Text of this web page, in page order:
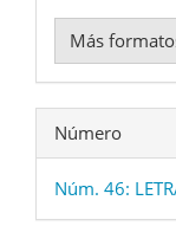
Más
Número
Núm. 46: